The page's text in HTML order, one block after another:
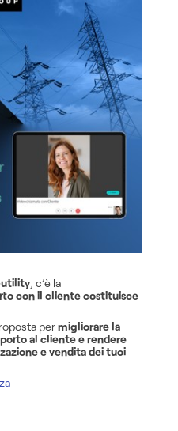
, c’è la
con il cliente costituisce
permigliorare la
al cliente e rendere
e vendita dei tuoi